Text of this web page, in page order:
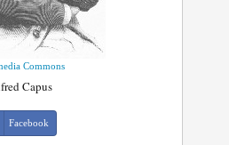
Commons
Capus
Facebook